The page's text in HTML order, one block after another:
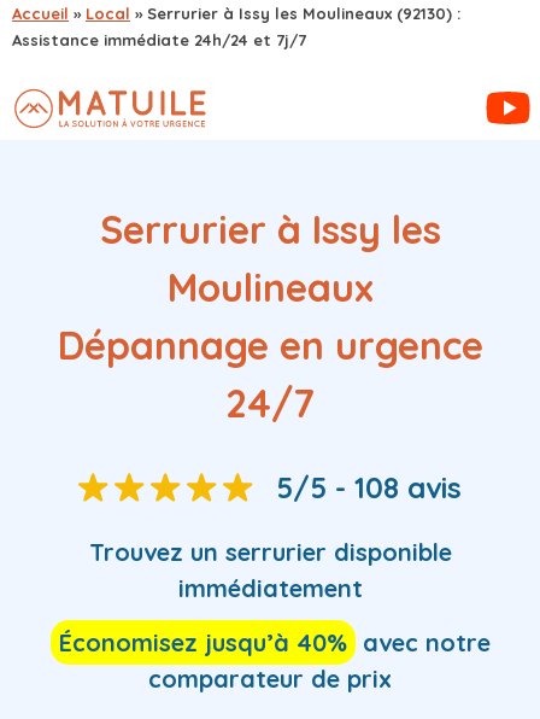
Accueil » Local » Serrurier à Issy les Moulineaux (92130) :
Assistance immédiate 24h/24 et 7j/7
Serrurier à Issy les
Moulineaux
Dépannage en urgence
24/7
5/5 - 108 avis
Trouvez un serrurier disponible
immédiatement
Économisez jusqu’à 40% avec notre
comparateur de prix